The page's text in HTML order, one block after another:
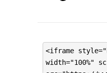
<iframe
width="100%"